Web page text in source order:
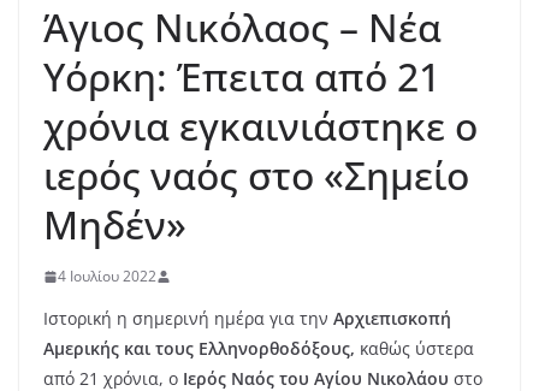
Άγιος Νικόλαος – Νέα
Υόρκη: Έπειτα από 21
χρόνια εγκαινιάστηκε ο
ιερός ναός στο «Σημείο
Μηδέν»
4 Ιουλίου 2022
Ιστορική η σημερινή ημέρα για την Αρχιεπισκοπή
Αμερικής και τους Ελληνορθοδόξους, καθώς ύστερα
από 21 χρόνια, ο Ιερός Ναός του Αγίου Νικολάου στο